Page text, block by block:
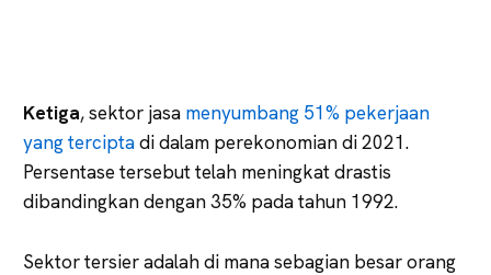
Ketiga, sektor jasa menyumbang 51% pekerjaan
yang terciptadi dalam perekonomian di 2021.
Persentase tersebut telah meningkat drastis
dibandingkan dengan 35% pada tahun 1992.
Sektor tersier adalah di mana sebagian besar orang